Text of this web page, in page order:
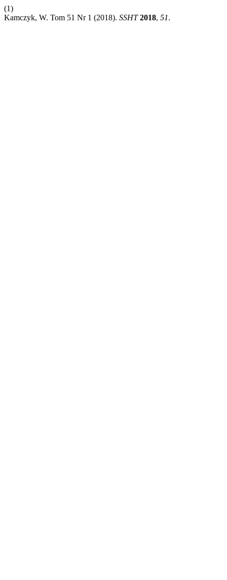
(1)
Kamczyk, W. Tom 51 Nr 1 (2018). SSHT 2018, 51.